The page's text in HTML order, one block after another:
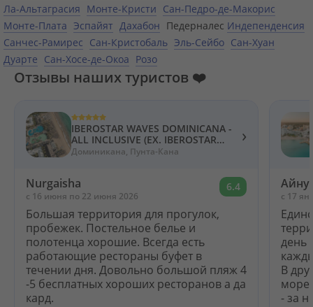
Ла-Альтаграсия Монте-Кристи Сан-Педро-де-Макорис
Монте-Плата Эспайят Дахабон Педерналес Индепенденсия
Санчес-Рамирес Сан-Кристобаль Эль-Сейбо Сан-Хуан
Дуарте Сан-Хосе-де-Окоа Розо
Отзывы наших туристов ❤️
IBEROSTAR WAVES DOMINICANA -
ALL INCLUSIVE (EX. IBEROSTAR
DOMINICANA) 5*
Доминикана, Пунта-Кана
›
Nurgaisha
c 16 июня по 22 июня 2026
6.4
Большая территория для прогулок,
пробежек. Постельное белье и
полотенца хорошие. Всегда есть
работающие рестораны буфет в
течении дня. Довольно большой пляж 4
-5 бесплатных хороших ресторанов а да
кард.
c 17
день
В
- за